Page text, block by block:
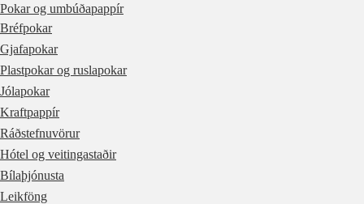
Pokar og umbúðapappír
Bréfpokar
Gjafapokar
Plastpokar og ruslapokar
Jólapokar
Kraftpappír
Ráðstefnuvörur
Hótel og veitingastaðir
Bílaþjónusta
Leikföng